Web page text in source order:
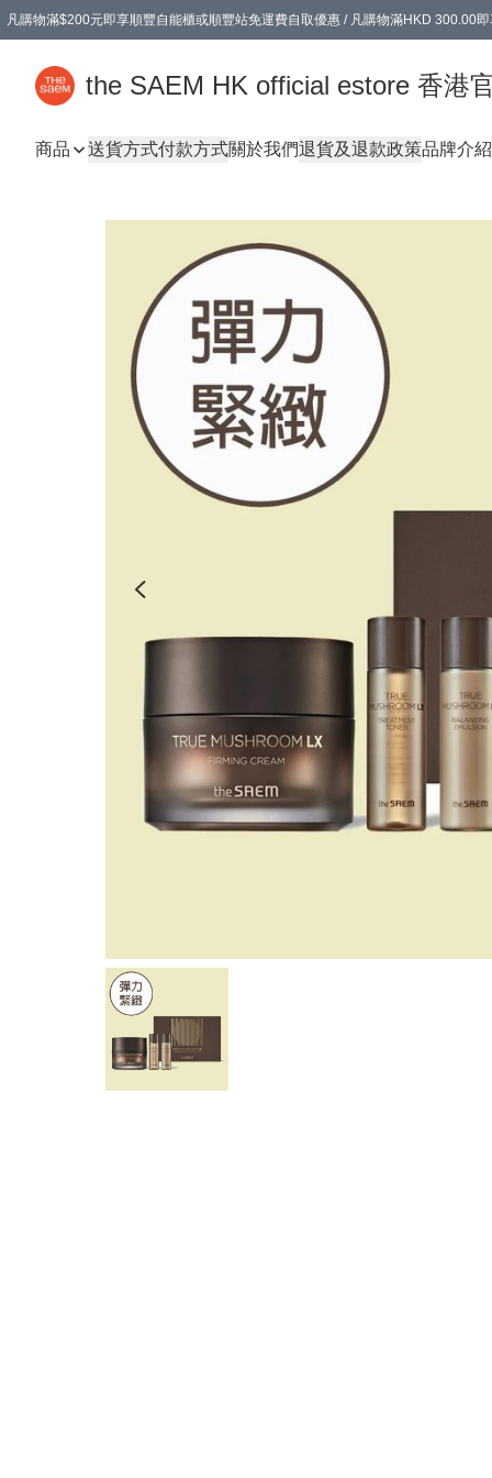
凡購物滿$200元即享順豐自能櫃或順豐站免運費自取優惠 / 凡購物滿HKD 300.00
the SAEM HK official estore 香港
商品 送貨方式付款方式關於我們退貨及退款政策品牌介紹